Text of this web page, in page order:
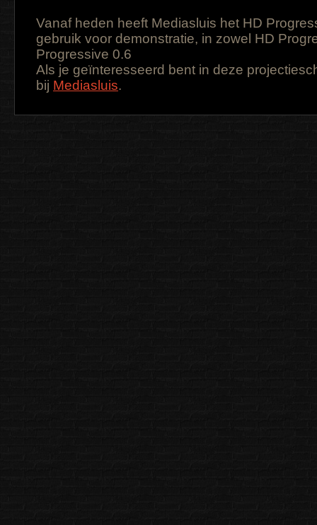
Vanaf heden heeft Mediasluis het HD
gebruik voor demonstratie, in zowel HD
Progressive 0.6
Als je geïnteresseerd bent in deze
bij Mediasluis.